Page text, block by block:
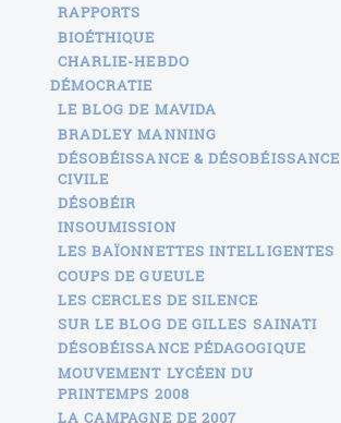
RAPPORTS
BIOÉTHIQUE
CHARLIE-HEBDO
DÉMOCRATIE
LE BLOG DE MAVIDA
BRADLEY MANNING
DÉSOBÉISSANCE & DÉSOBÉISSANCE
CIVILE
DÉSOBÉIR
INSOUMISSION
LES BAÏONNETTES INTELLIGENTES
COUPS DE GUEULE
LES CERCLES DE SILENCE
SUR LE BLOG DE GILLES SAINATI
DÉSOBÉISSANCE PÉDAGOGIQUE
MOUVEMENT LYCÉEN DU
PRINTEMPS 2008
LA CAMPAGNE DE 2007